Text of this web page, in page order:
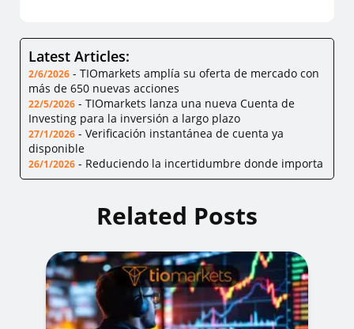
Latest Articles:
2/6/2026 - TIOmarkets amplía su oferta de mercado con
más de 650 nuevas acciones
22/5/2026 - TIOmarkets lanza una nueva Cuenta de
Investing para la inversión a largo plazo
27/1/2026 - Verificación instantánea de cuenta ya
disponible
26/1/2026 - Reduciendo la incertidumbre donde importa
Related Posts